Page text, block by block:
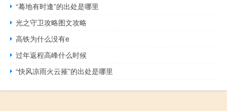
“蓦地有时逢”的出处是哪里
光之守卫攻略图文攻略
高铁为什么没有e
过年返程高峰什么时候
“快风凉雨火云摧”的出处是哪里